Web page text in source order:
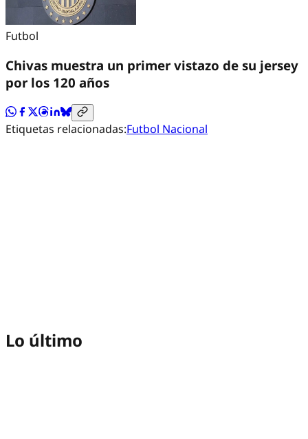
Futbol
Chivas muestra un primer vistazo de su jersey
por los 120 años
Etiquetas relacionadas:Futbol Nacional
Lo último